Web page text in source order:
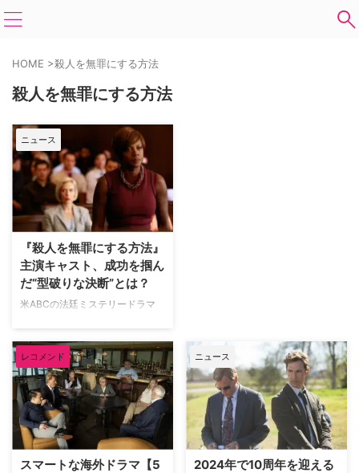
HOME >殺人を無罪にする方法
殺人を無罪にする方法
ニュース
『殺人を無罪にする方法』
主演キャスト、成功を掴ん
だ“型破りな決断”とは？
米ABCの法廷ミステリードラマ
じたヴィオラ・デイヴィスが、同
作での役作りについて振り返っ
た。 黒人女性として史上初のエ
ミー賞主演女優賞を受賞 ヴィオ
ラは8月16日、ロサンゼルスの
Television Academy Hall of
FameでPEOPLEに独占コメント
を寄せ、「私はかつらを外し、メ
レコメンド
スマートな海外ドラマ【5
ニュース
2024年で10周年を迎える